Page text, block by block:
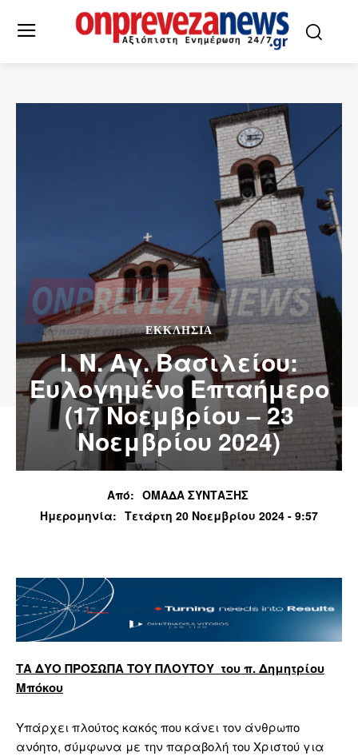
ΕΚΚΛΗΣΙΑ
Ι. Ν. Αγ. Βασιλείου:
Ευλογημένο Επταήμερο
(17 Νοεμβρίου – 23
Νοεμβρίου 2024)
Από: ΟΜΑΔΑ ΣΥΝΤΑΞΗΣ
Ημερομηνία: Τετάρτη 20 Νοεμβρίου 2024 - 9:57
ΤΑ ΔΥΟ ΠΡΟΣΩΠΑ ΤΟΥ ΠΛΟΥΤΟΥ τουπ. Δημητρίου
Μπόκου
Υπάρχει πλούτος κακός που κάνει τον άνθρωπο
ανόητο, σύμφωνα με την παραβολή του Χριστού για